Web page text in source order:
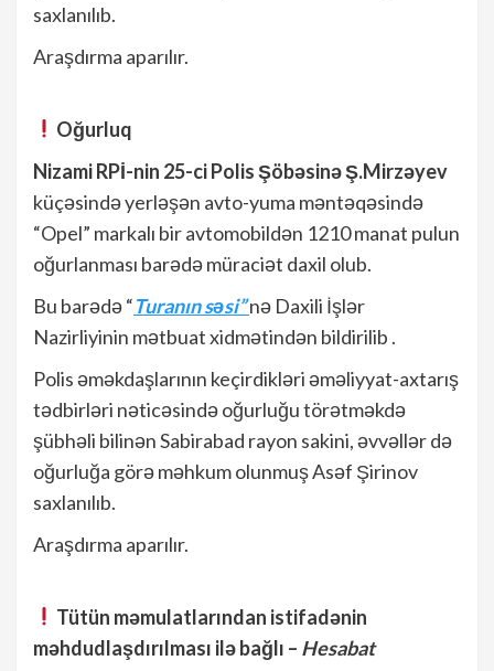
saxlanılıb.
Araşdırma aparılır.
Oğurluq
Nizami RPİ-nin 25-ci Polis Şöbəsinə Ş.Mirzəyev
küçəsində yerləşən avto-yuma məntəqəsində
“Opel” markalı bir avtomobildən 1210 manat pulun
oğurlanması barədə müraciət daxil olub.
Bu barədə “Turanın səsi”nə Daxili İşlər
Nazirliyinin mətbuat xidmətindən bildirilib .
Polis əməkdaşlarının keçirdikləri əməliyyat-axtarış
tədbirləri nəticəsində oğurluğu törətməkdə
şübhəli bilinən Sabirabad rayon sakini, əvvəllər də
oğurluğa görə məhkum olunmuş Asəf Şirinov
saxlanılıb.
Araşdırma aparılır.
Tütün məmulatlarından istifadənin
məhdudlaşdırılması ilə bağlı – Hesabat